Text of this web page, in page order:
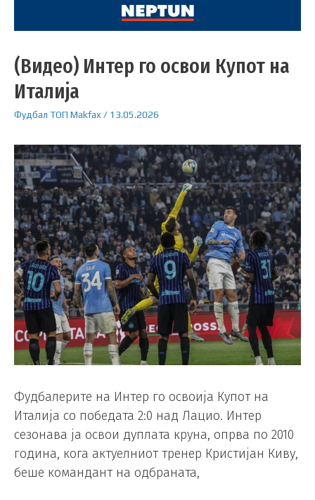
(Видео) Интер го освои Купот на
Италија
Фудбал ТОП Makfax/ 13.05.2026
Фудбалерите на Интер го освоија Купот на
Италија со победата 2:0 над Лацио. Интер
сезонава ја освои дуплата круна, опрва по 2010
година, кога актуелниот тренер Кристијан Киву,
беше командант на одбраната,